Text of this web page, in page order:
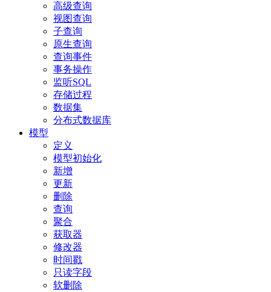
高级查询
视图查询
子查询
原生查询
查询事件
事务操作
监听SQL
存储过程
数据集
分布式数据库
模型
定义
模型初始化
新增
更新
删除
查询
聚合
获取器
修改器
时间戳
只读字段
软删除